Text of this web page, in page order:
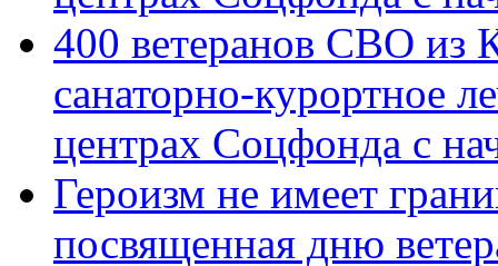
400 ветеранов СВО из
санаторно-курортное
центрах Соцфонда с
Героизм не имеет
посвященная дню